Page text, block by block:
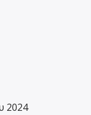
2024